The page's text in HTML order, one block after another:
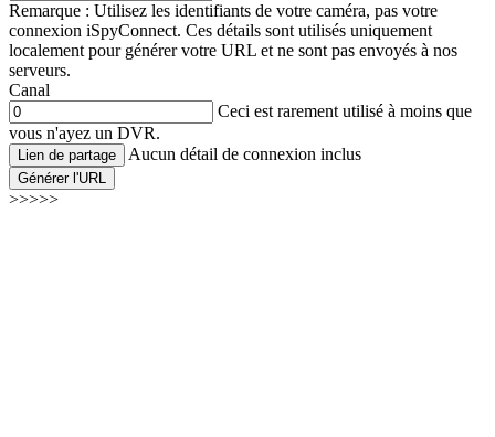
Remarque : Utilisez les identifiants de votre caméra, pas votre
connexion iSpyConnect. Ces détails sont utilisés uniquement
localement pour générer votre URL et ne sont pas envoyés à nos
serveurs.
Canal
Ceci est rarement utilisé à moins que
vous n'ayez un DVR.
Lien de partage Aucun détail de connexion inclus
Générer l'URL
>>>>>